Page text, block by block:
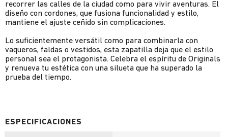
recorrer las calles de la ciudad como para vivir aventuras. El
diseño con cordones, que fusiona funcionalidad y estilo,
mantiene el ajuste ceñido sin complicaciones.
Lo suficientemente versátil como para combinarla con
vaqueros, faldas o vestidos, esta zapatilla deja que el estilo
personal sea el protagonista. Celebra el espíritu de Originals
y renueva tu estética con una silueta que ha superado la
prueba del tiempo.